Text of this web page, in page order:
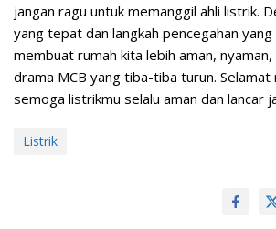
jangan ragu untuk memanggil ahli listrik.
yang tepat dan langkah pencegahan
membuat rumah kita lebih aman,
drama MCB yang tiba-tiba turun. Selamat
semoga listrikmu selalu aman dan lancar
Listrik